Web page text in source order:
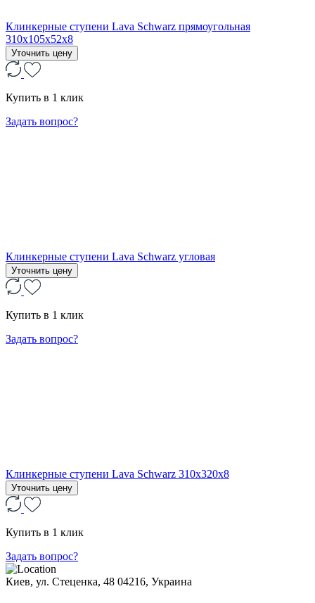
Клинкерные ступени Lava Schwarz прямоугольная
310x105x52x8
Уточнить цену
Купить в 1 клик
Задать вопрос?
Клинкерные ступени Lava Schwarz угловая
Уточнить цену
Купить в 1 клик
Задать вопрос?
Клинкерные ступени Lava Schwarz 310х320х8
Уточнить цену
Купить в 1 клик
Задать вопрос?
Киев, ул. Стеценка, 48 04216, Украина